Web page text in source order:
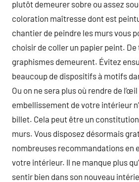
plutôt demeurer sobre ou assez
coloration maîtresse dont est
chantier de peindre les murs vous
choisir de coller un papier peint.
graphismes demeurent. Évitez
beaucoup de dispositifs à motifs
Ou on ne sera plus où rendre de
embellissement de votre intérieur
billet. Cela peut être un
murs. Vous disposez désormais
nombreuses recommandations en
votre intérieur. Il ne manque plus
sentir bien dans son nouveau